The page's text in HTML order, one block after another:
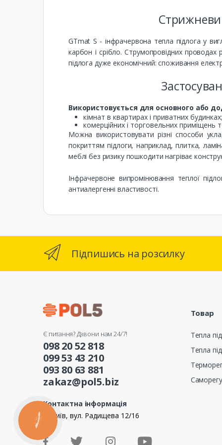
GTmat S - інфрачервона тепла підлога у
карбон і срібло. Струмопровідних
підлога дуже економічний: споживання
Використовується для основного або
кімнат в квартирах і приватних будинках;
комерційних і торговельних приміщень
Можна використовувати різні способи
покриттям підлоги, наприклад, плитка,
меблі без ризику пошкодити нагріває
Інфрачервоне випромінювання теплої
антиалергенні властивості.
Підпишись на розсилку
Є питання? Дзвони нам 24/7!
098 20 52 818
099 53 43 210
093 80 63 881
zakaz@pol5.biz
Контактна інформація
м. Київ, вул. Радищева 12/16
Товар
Тепла
Тепла
КНОПКА
ЗВ'ЯЗКУ